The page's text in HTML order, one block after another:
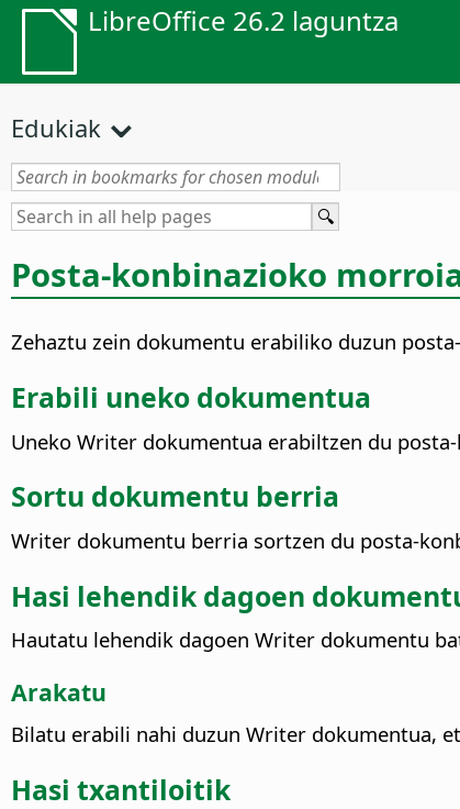
LibreOffice 26.2 laguntza
Edukiak
Posta-konbinazioko
Zehaztu zein dokumentu erabiliko duzun
Erabili uneko dokumentua
Uneko Writer dokumentua erabiltzen du
Sortu dokumentu berria
Writer dokumentu berria sortzen du posta-
Hasi lehendik dagoen
Hautatu lehendik dagoen Writer dokumentu
Arakatu
Bilatu erabili nahi duzun Writer dokumentua,
Hasi txantiloitik